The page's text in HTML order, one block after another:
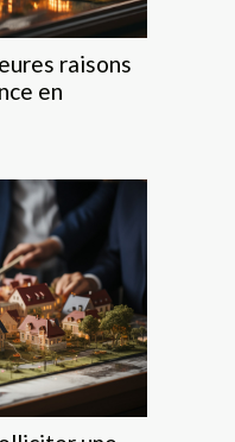
raisons
en